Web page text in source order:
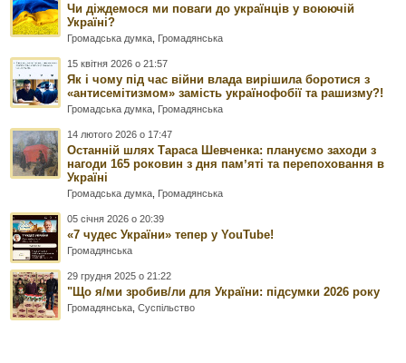
Чи діждемося ми поваги до українців у воюючій
Україні?
Громадська думка Громадянська
15 квітня 2026 о 21:57
Як і чому під час війни влада вирішила боротися з
«антисемітизмом» замість українофобії та рашизму?!
Громадська думка Громадянська
14 лютого 2026 о 17:47
Останній шлях Тараса Шевченка: плануємо заходи з
нагоди 165 роковин з дня памʼяті та перепоховання в
Україні
Громадська думка Громадянська
05 січня 2026 о 20:39
«7 чудес України» тепер у YouTube!
Громадянська
29 грудня 2025 о 21:22
"Що я/ми зробив/ли для України: підсумки 2026 року
Громадянська ,Суспільство